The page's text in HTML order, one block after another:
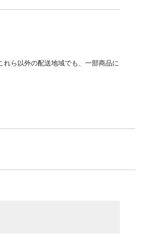
ら以外の配送地域でも、一部商品に